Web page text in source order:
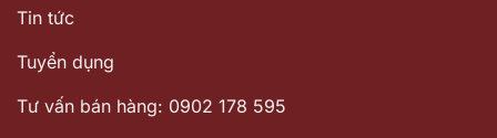
Tin tức
Tuyển dụng
Tư vấn bán hàng: 0902 178 595